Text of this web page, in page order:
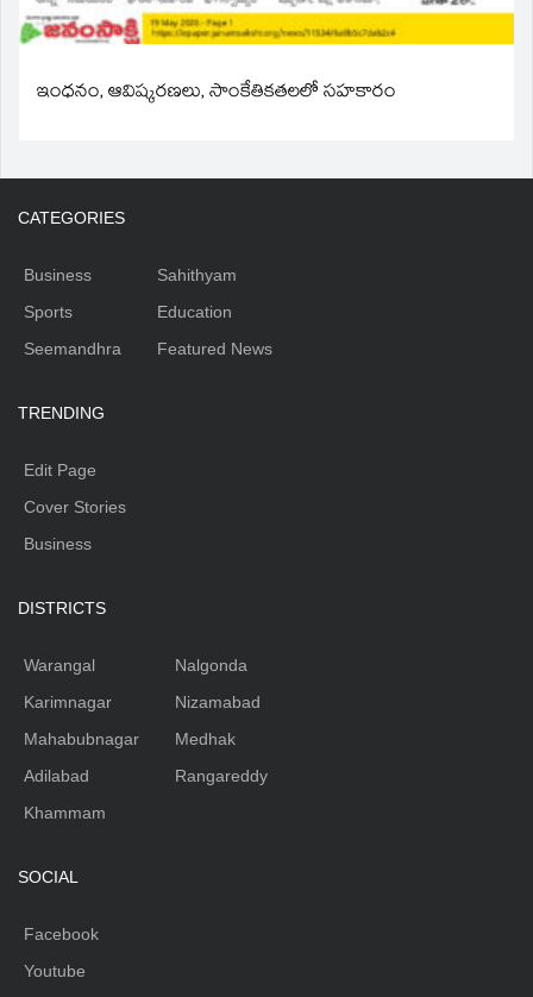
ఇంధనం, ఆవిష్కరణలు, సాంకేతికతలలో సహకారం
CATEGORIES
Business
Sports
Seemandhra
Sahithyam
Education
Featured News
TRENDING
Edit Page
Cover Stories
Business
DISTRICTS
Warangal
Karimnagar
Mahabubnagar
Adilabad
Khammam
Nalgonda
Nizamabad
Medhak
Rangareddy
SOCIAL
Facebook
Youtube